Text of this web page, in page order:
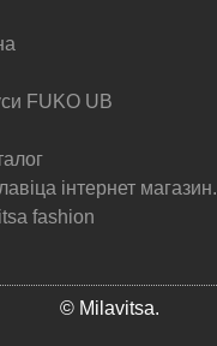
FUKO UB
інтернет магазин.
fashion
© Milavitsa.